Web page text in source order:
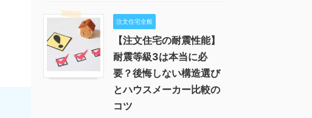
注文住宅全般
【注文住宅の耐震性能】
耐震等級3は本当に必
要？後悔しない構造選び
とハウスメーカー比較の
コツ